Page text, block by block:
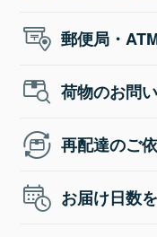
郵便局・
荷物のお問
再配達のご
お届け日数